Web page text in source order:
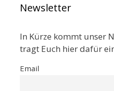
Newsletter
In Kürze kommt unser
tragt Euch hier dafür
Email